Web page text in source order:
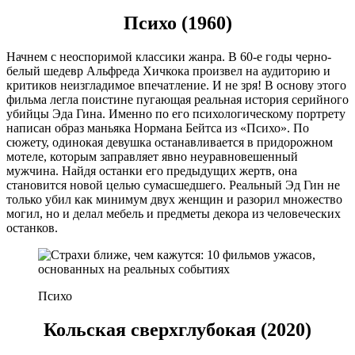
Психо (1960)
Начнем с неоспоримой классики жанра. В 60-е годы черно-
белый шедевр Альфреда Хичкока произвел на аудиторию и
критиков неизгладимое впечатление. И не зря! В основу этого
фильма легла поистине пугающая реальная история серийного
убийцы Эда Гина. Именно по его психологическому портрету
написан образ маньяка Нормана Бейтса из «Психо». По
сюжету, одинокая девушка останавливается в придорожном
мотеле, которым заправляет явно неуравновешенный
мужчина. Найдя останки его предыдущих жертв, она
становится новой целью сумасшедшего. Реальный Эд Гин не
только убил как минимум двух женщин и разорил множество
могил, но и делал мебель и предметы декора из человеческих
останков.
Психо
Кольская сверхглубокая (2020)